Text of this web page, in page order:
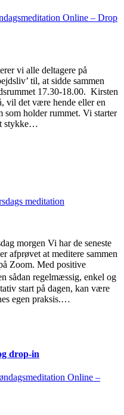
Online – Drop
vi alle deltagere på
til, at sidde sammen
17.30-18.00. Kirsten
vil det være hende eller en
som holder rummet. Vi starter
stykke…
meditation
morgen Vi har de seneste
afprøvet at meditere sammen
Zoom. Med positive
sådan regelmæssig, enkel og
start på dagen, kan være
egen praksis.…
drop-in
Online –